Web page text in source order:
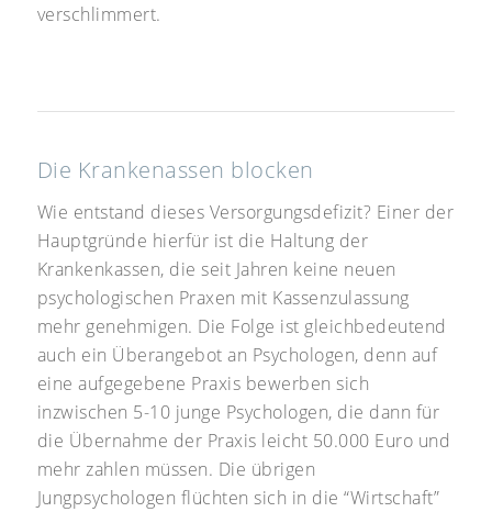
verschlimmert.
Die Krankenassen blocken
Wie entstand dieses Versorgungsdefizit? Einer der
Hauptgründe hierfür ist die Haltung der
Krankenkassen, die seit Jahren keine neuen
psychologischen Praxen mit Kassenzulassung
mehr genehmigen. Die Folge ist gleichbedeutend
auch ein Überangebot an Psychologen, denn auf
eine aufgegebene Praxis bewerben sich
inzwischen 5-10 junge Psychologen, die dann für
die Übernahme der Praxis leicht 50.000 Euro und
mehr zahlen müssen. Die übrigen
Jungpsychologen flüchten sich in die “Wirtschaft”